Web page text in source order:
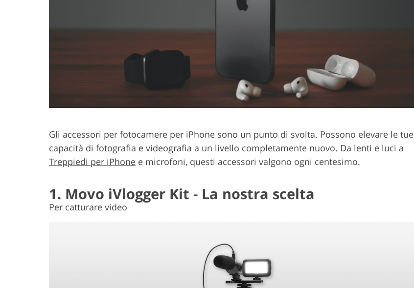
Gli accessori per fotocamere per iPhone sono un punto di svolta. Possono elevare le tue
capacità di fotografia e videografia a un livello completamente nuovo. Da lenti e luci a
Treppiedi per iPhone e microfoni, questi accessori valgono ogni centesimo.
1. Movo iVlogger Kit - La nostra scelta
Per catturare video